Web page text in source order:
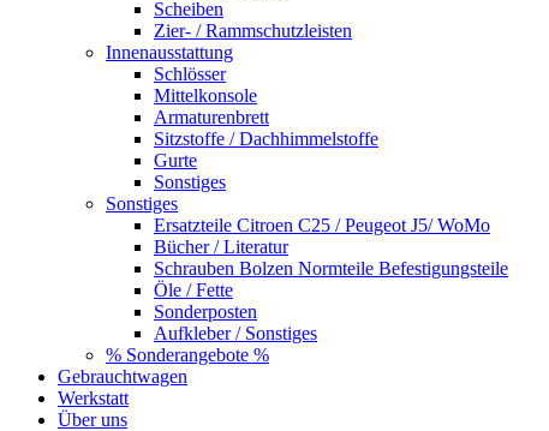
Scheiben
Zier- / Rammschutzleisten
Innenausstattung
Schlösser
Mittelkonsole
Armaturenbrett
Sitzstoffe / Dachhimmelstoffe
Gurte
Sonstiges
Sonstiges
Ersatzteile Citroen C25 / Peugeot J5/ WoMo
Bücher / Literatur
Schrauben Bolzen Normteile Befestigungsteile
Öle / Fette
Sonderposten
Aufkleber / Sonstiges
% Sonderangebote %
Gebrauchtwagen
Werkstatt
Über uns